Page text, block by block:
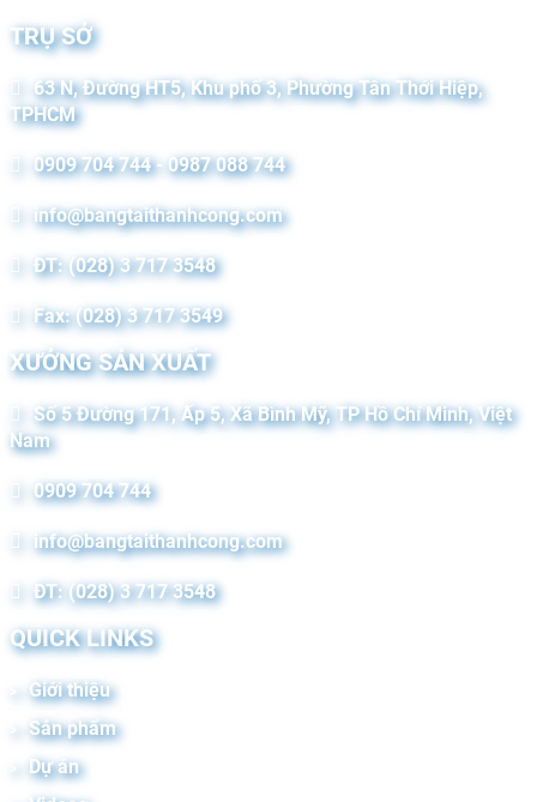
TRỤ SỞ
63 N, Đường HT5, Khu phố 3, Phường Tân Thới Hiệp,
TPHCM
0909 704 744 - 0987 088 744
info@bangtaithanhcong.com
ĐT: (028) 3 717 3548
Fax: (028) 3 717 3549
XƯỞNG SẢN XUẤT
Số 5 Đường 171, Ấp 5, Xã Bình Mỹ, TP Hồ Chí Minh, Việt
Nam
0909 704 744
info@bangtaithanhcong.com
ĐT: (028) 3 717 3548
QUICK LINKS
Giới thiệu
Sản phẩm
Dự án